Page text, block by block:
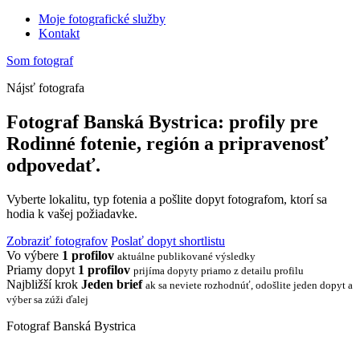
Moje fotografické služby
Kontakt
Som fotograf
Nájsť fotografa
Fotograf Banská Bystrica: profily pre
Rodinné fotenie, región a pripravenosť
odpovedať.
Vyberte lokalitu, typ fotenia a pošlite dopyt fotografom, ktorí sa
hodia k vašej požiadavke.
Zobraziť fotografov Poslať dopyt shortlistu
Vo výbere 1 profilov aktuálne publikované výsledky
Priamy dopyt 1 profilov prijíma dopyty priamo z detailu profilu
Najbližší krok Jeden brief ak sa neviete rozhodnúť, odošlite jeden dopyt a
výber sa zúži ďalej
Fotograf Banská Bystrica